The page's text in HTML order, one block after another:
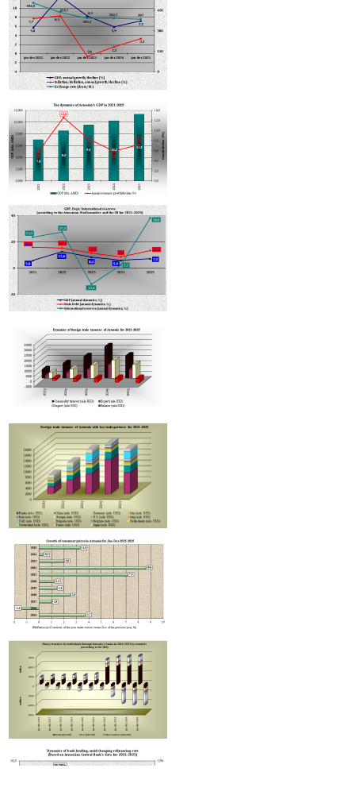
արդյունաբերության նախարարի տեղակալ
Հայաստանի հյուրանոցները կդասակարգվեն Hotelstars Union-ի
չափորոշիչներով
Հայաստանում բարելավվել են հարկային օրենսդրությանը
ցուցանիշները